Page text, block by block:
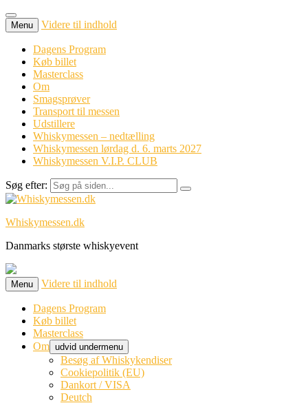
Menu Videre til indhold
Dagens Program
Køb billet
Masterclass
Om
Smagsprøver
Transport til messen
Udstillere
Whiskymessen – nedtælling
Whiskymessen lørdag d. 6. marts 2027
Whiskymessen V.I.P. CLUB
Søg efter:
Whiskymessen.dk
Danmarks største whiskyevent
Menu Videre til indhold
Dagens Program
Køb billet
Masterclass
Om udvid undermenu
Besøg af Whiskykendiser
Cookiepolitik (EU)
Dankort / VISA
Deutch